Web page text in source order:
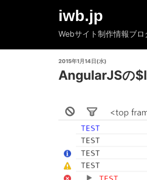
ツ
iwb.jp
Webサイト制作情報ブロ
投
日:
2015年1月14日(水)
AngularJSの